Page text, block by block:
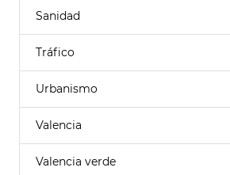
Sanidad
Tráfico
Urbanismo
Valencia
Valencia verde